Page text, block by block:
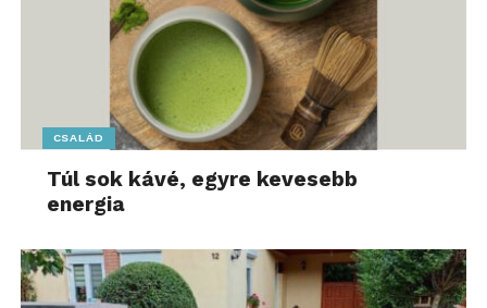
CSALÁD
Túl sok kávé, egyre kevesebb
energia